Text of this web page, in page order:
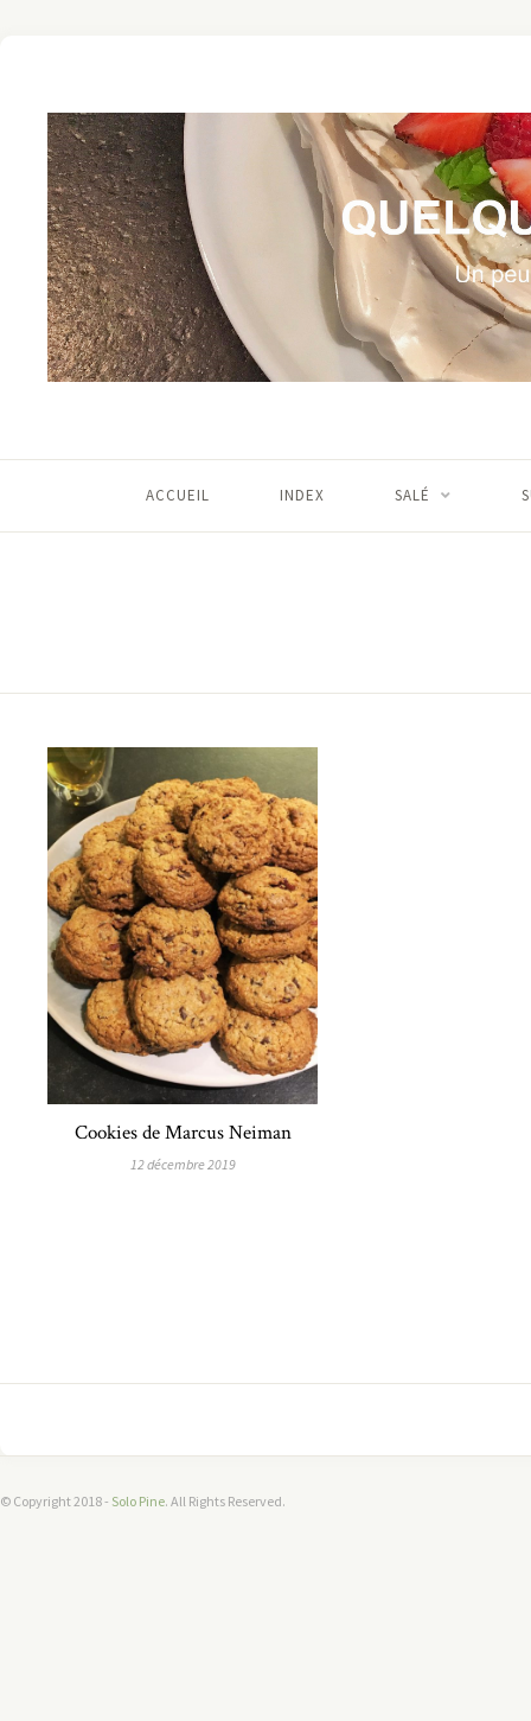
ACCUEIL INDEX SALÉ
Cookies de Marcus Neiman
12 décembre 2019
© Copyright 2018 - Solo Pine. All Rights Reserved.